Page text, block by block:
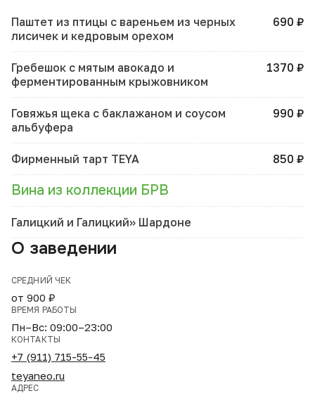
Паштет из птицы с вареньем из черных
лисичек и кедровым орехом
690 ₽
Гребешок с мятым авокадо и
ферментированным крыжовником
1370 ₽
Говяжья щека с баклажаном и соусом
альбуфера
990 ₽
Фирменный тарт TEYA 850 ₽
Вина из коллекции БРВ
Галицкий и Галицкий» Шардоне
О заведении
СРЕДНИЙ ЧЕК
от 900 ₽
ВРЕМЯ РАБОТЫ
Пн–Вс: 09:00–23:00
КОНТАКТЫ
+7 (911) 715-55-45
teyaneo.ru
АДРЕС